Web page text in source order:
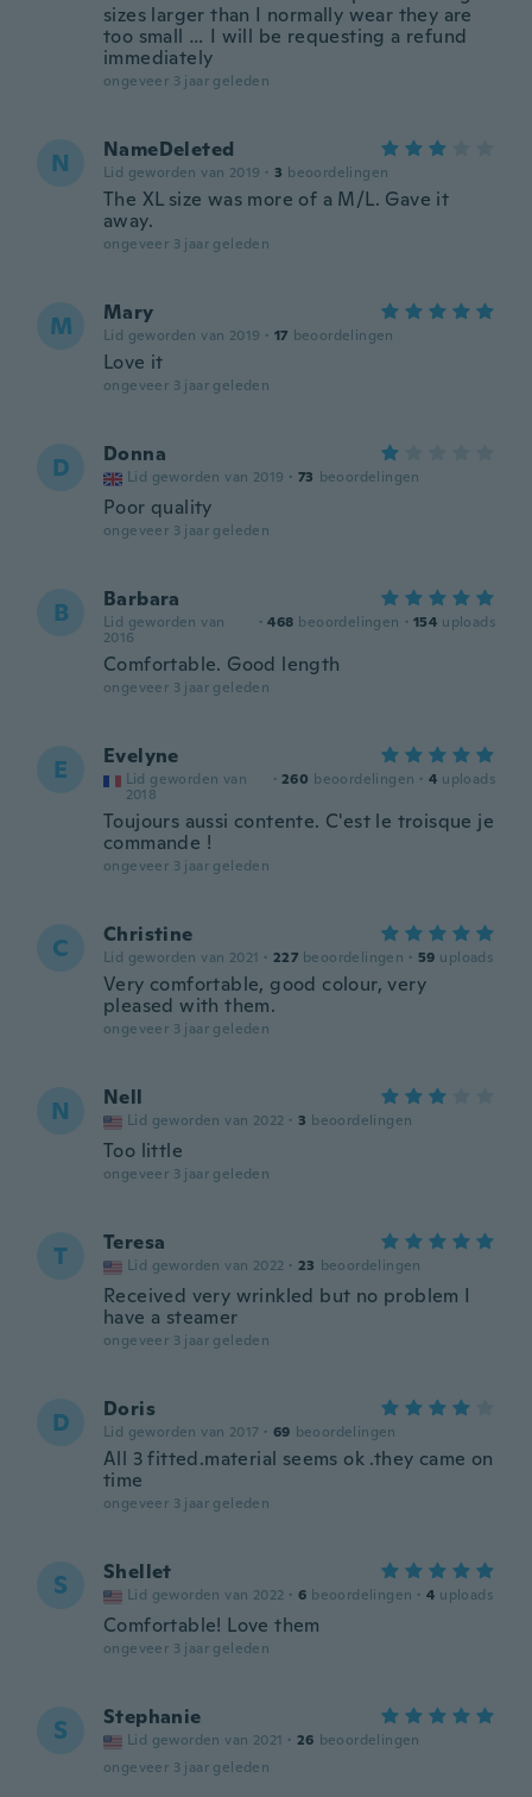
sizes larger than I normally wear they are
too small … I will be requesting a refund
immediately
ongeveer 3 jaar geleden
N NameDeleted
Lid geworden van 2019 · 3 beoordelingen
The XL size was more of a M/L. Gave it
away.
ongeveer 3 jaar geleden
M Mary
Lid geworden van 2019 · 17 beoordelingen
Love it
ongeveer 3 jaar geleden
D Donna
Lid geworden van 2019 · 73 beoordelingen
Poor quality
ongeveer 3 jaar geleden
B Barbara
Lid geworden van
2016
· 468 beoordelingen · 154 uploads
Comfortable. Good length
ongeveer 3 jaar geleden
E Evelyne
Lid geworden van
2018
· 260 beoordelingen · 4 uploads
Toujours aussi contente. C'est le troisque je
commande !
ongeveer 3 jaar geleden
C Christine
Lid geworden van 2021 · 227 beoordelingen · 59 uploads
Very comfortable, good colour, very
pleased with them.
ongeveer 3 jaar geleden
N Nell
Lid geworden van 2022 · 3 beoordelingen
Too little
ongeveer 3 jaar geleden
T Teresa
Lid geworden van 2022 · 23 beoordelingen
Received very wrinkled but no problem I
have a steamer
ongeveer 3 jaar geleden
D Doris
Lid geworden van 2017 · 69 beoordelingen
All 3 fitted.material seems ok .they came on
time
ongeveer 3 jaar geleden
S Shellet
Lid geworden van 2022 · 6 beoordelingen · 4 uploads
Comfortable! Love them
ongeveer 3 jaar geleden
S Stephanie
Lid geworden van 2021 · 26 beoordelingen
ongeveer 3 jaar geleden